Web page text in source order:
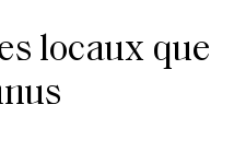
locaux que